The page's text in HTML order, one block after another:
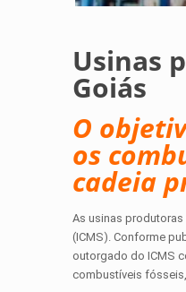
Usinas
Goiás
O
os
cadeia
As usinas
(ICMS). Conforme
outorgado do ICMS
combustíveis